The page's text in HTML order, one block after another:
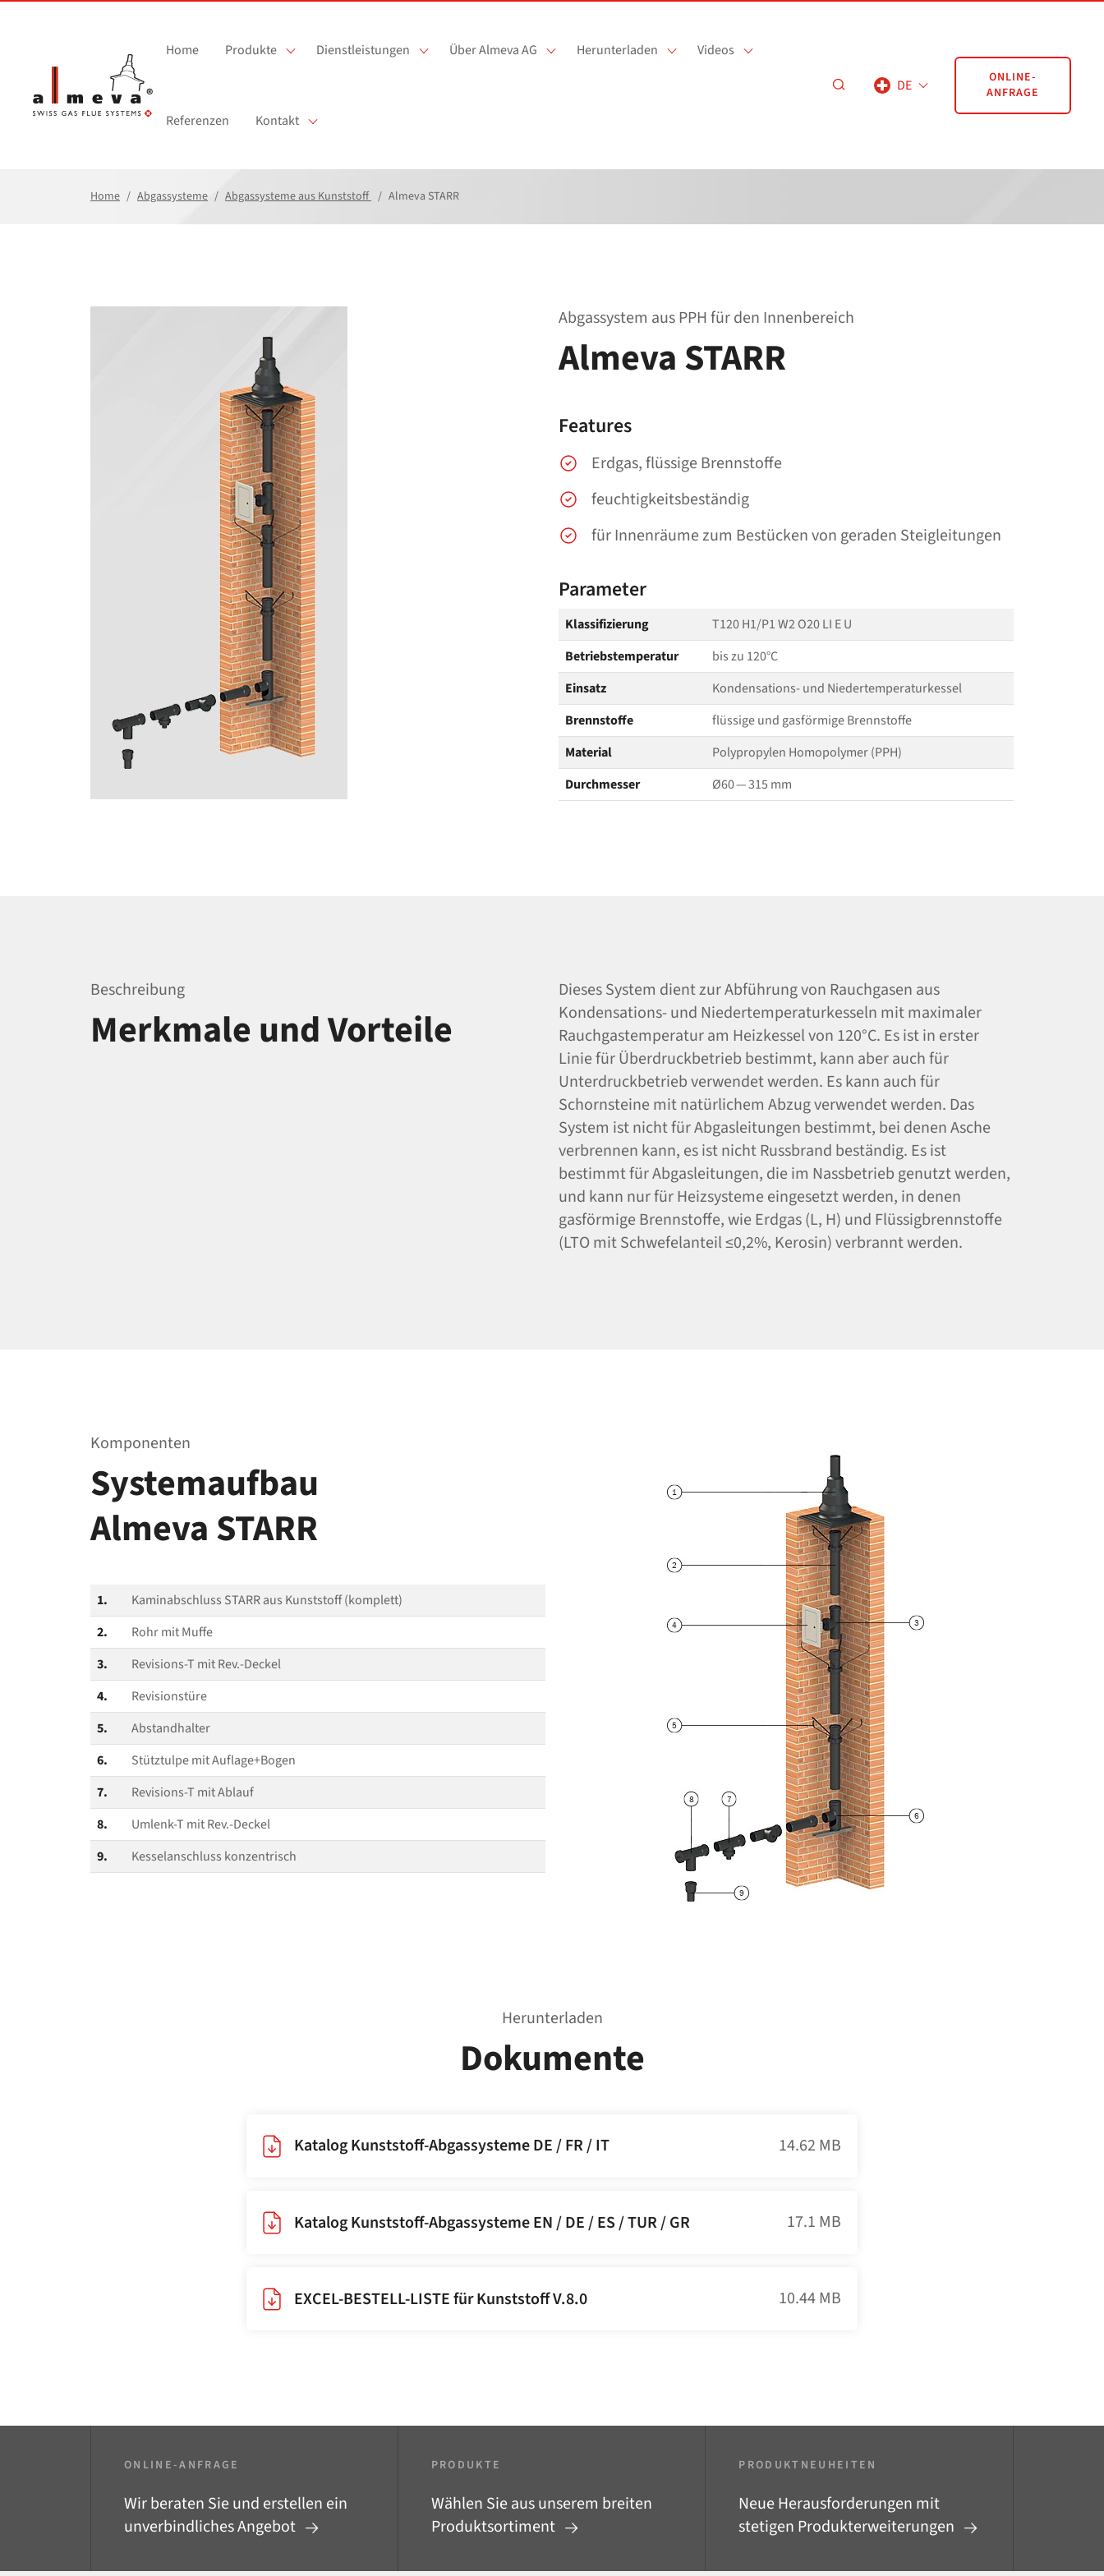
Home Produkte Dienstleistungen Über Almeva AG Herunterladen Videos
Referenzen Kontakt
DE
ONLINE-
ANFRAGE
Home Abgassysteme Abgassysteme aus Kunststoff Almeva STARR
Abgassystem aus PPH für den Innenbereich
Almeva STARR
Features
Erdgas, flüssige Brennstoffe
feuchtigkeitsbeständig
für Innenräume zum Bestücken von geraden Steigleitungen
Parameter
Klassifizierung
T120 H1/P1 W2 O20 LI E U
Betriebstemperatur
bis zu 120°C
Einsatz
Kondensations- und Niedertemperaturkessel
Brennstoffe
flüssige und gasförmige Brennstoffe
Material
Polypropylen Homopolymer (PPH)
Durchmesser
Ø60 — 315 mm
Beschreibung
Merkmale und Vorteile
Dieses System dient zur Abführung von Rauchgasen aus
Kondensations- und Niedertemperaturkesseln mit maximaler
Rauchgastemperatur am Heizkessel von 120°C. Es ist in erster
Linie für Überdruckbetrieb bestimmt, kann aber auch für
Unterdruckbetrieb verwendet werden. Es kann auch für
Schornsteine mit natürlichem Abzug verwendet werden. Das
System ist nicht für Abgasleitungen bestimmt, bei denen Asche
verbrennen kann, es ist nicht Russbrand beständig. Es ist
bestimmt für Abgasleitungen, die im Nassbetrieb genutzt werden,
und kann nur für Heizsysteme eingesetzt werden, in denen
gasförmige Brennstoffe, wie Erdgas (L, H) und Flüssigbrennstoffe
(LTO mit Schwefelanteil ≤0,2%, Kerosin) verbrannt werden.
Komponenten
Systemaufbau
Almeva STARR
1.
Kaminabschluss STARR aus Kunststoff (komplett)
2.
Rohr mit Muffe
3.
Revisions‑T mit Rev.-Deckel
4.
Revisionstüre
5.
Abstandhalter
6.
Stütztulpe mit Auflage+Bogen
7.
Revisions‑T mit Ablauf
8.
Umlenk‑T mit Rev.-Deckel
9.
Kesselanschluss konzentrisch
Herunterladen
Dokumente
Katalog Kunststoff-Abgassysteme DE / FR / IT 14.62 MB
Katalog Kunststoff-Abgassysteme EN / DE / ES / TUR / GR 17.1 MB
EXCEL-BESTELL-LISTE für Kunststoff V.8.0 10.44 MB
ONLINE-ANFRAGE
Wir beraten Sie und erstellen ein
unverbindliches Angebot
PRODUKTE
Wählen Sie aus unserem breiten
Produktsortiment
PRODUKTNEUHEITEN
Neue Herausforderungen mit
stetigen Produkterweiterungen